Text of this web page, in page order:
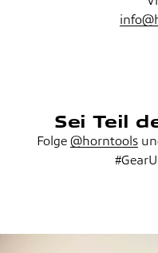
Sei Teil
Folge @horntools